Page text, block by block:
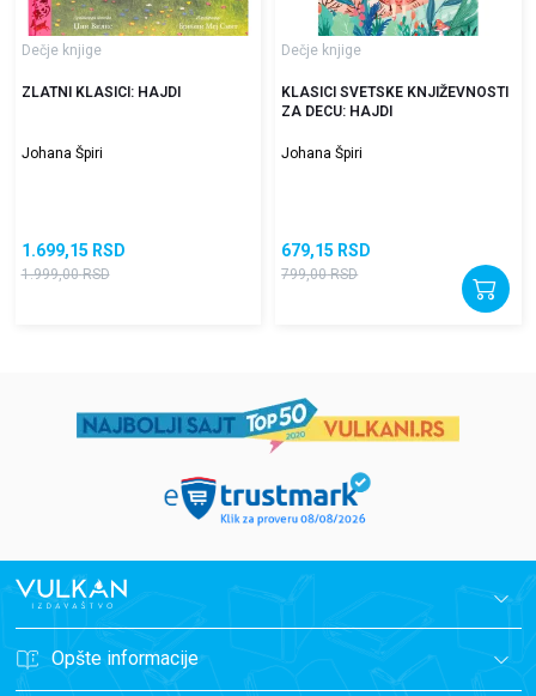
Dečje knjige
ZLATNI KLASICI: HAJDI
Johana Špiri
1.699,15 RSD
1.999,00 RSD
Dečje knjige
KLASICI SVETSKE KNJIŽEVNOSTI
ZA DECU: HAJDI
Johana Špiri
679,15 RSD
799,00 RSD
Opšte informacije